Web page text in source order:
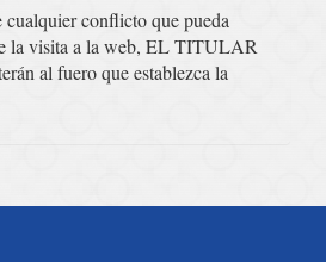
cualquier conflicto que pueda
la visita a la web, EL TITULAR
al fuero que establezca la